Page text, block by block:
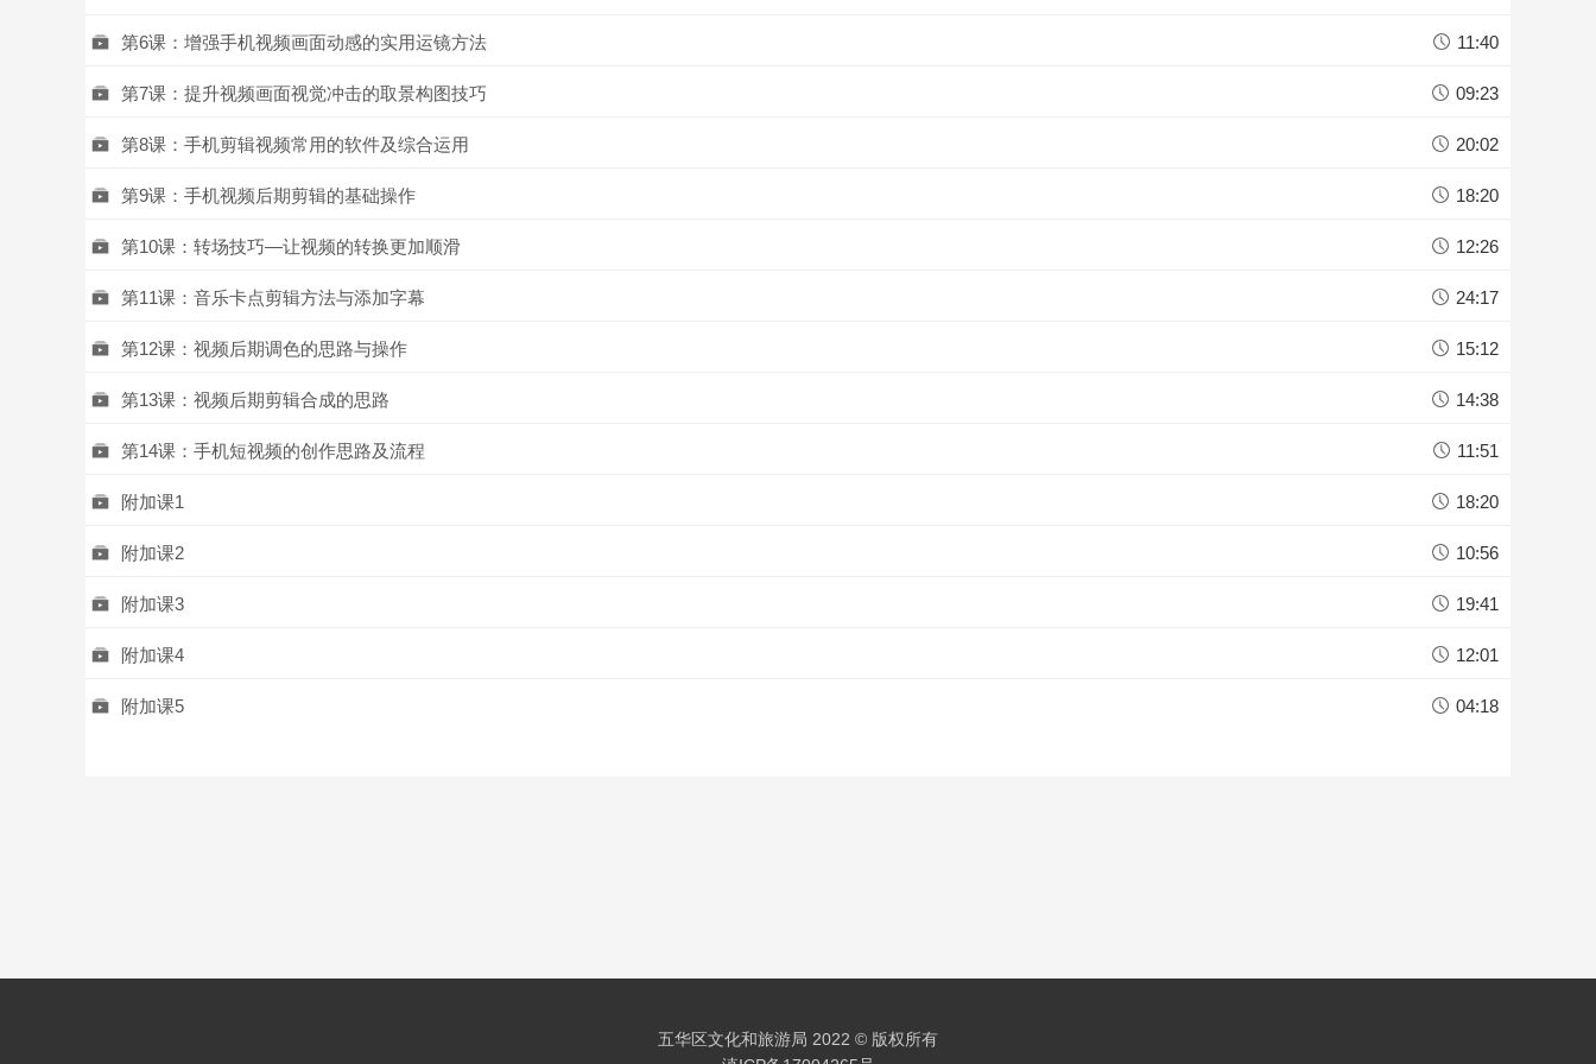
第6课：增强手机视频画面动感的实用运镜方法 11:40
第7课：提升视频画面视觉冲击的取景构图技巧 09:23
第8课：手机剪辑视频常用的软件及综合运用 20:02
第9课：手机视频后期剪辑的基础操作 18:20
第10课：转场技巧—让视频的转换更加顺滑 12:26
第11课：音乐卡点剪辑方法与添加字幕 24:17
第12课：视频后期调色的思路与操作 15:12
第13课：视频后期剪辑合成的思路 14:38
第14课：手机短视频的创作思路及流程 11:51
附加课1 18:20
附加课2 10:56
附加课3 19:41
附加课4 12:01
附加课5 04:18
五华区文化和旅游局 2022 © 版权所有